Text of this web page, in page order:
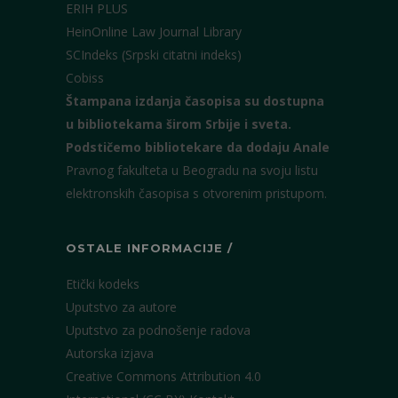
ERIH PLUS
HeinOnline Law Journal Library
SCIndeks (Srpski citatni indeks)
Cobiss
Štampana izdanja časopisa su dostupna
u bibliotekama širom Srbije i sveta.
Podstičemo bibliotekare da dodaju Anale
Pravnog fakulteta u Beogradu na svoju listu
elektronskih časopisa s otvorenim pristupom.
OSTALE INFORMACIJE /
Etički kodeks
Uputstvo za autore
Uputstvo za podnošenje radova
Autorska izjava
Creative Commons Attribution 4.0